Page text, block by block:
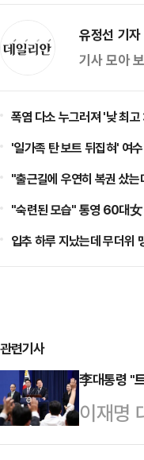
유정선 기
기사 모아
폭염 다소 누그러져 '낮 최
'일가족 탄 보트 뒤집혀' 여
"출근길에 우연히 복권 샀
"숙련된 모습" 통영 60대
입추 하루 지났는데 무더위
관련기사
李대통령 "
이재명
장과 대